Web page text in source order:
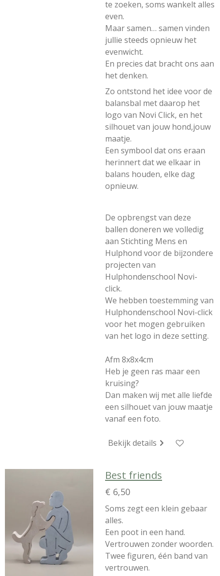
te zoeken, soms wankelt alles
even.
Maar samen… samen vinden
jullie steeds opnieuw het
evenwicht.
En precies dat bracht ons aan
het denken.
Zo ontstond het idee voor de
balansbal met daarop het
logo van Novi Click, en het
silhouet van jouw hond,jouw
maatje.
Een symbool dat ons eraan
herinnert dat we elkaar in
balans houden, elke dag
opnieuw.
De opbrengst van deze
ballen doneren we volledig
aan Stichting Mens en
Hulphond voor de bijzondere
projecten van
Hulphondenschool Novi-
click.
We hebben toestemming van
Hulphondenschool Novi-click
voor het mogen gebruiken
van het logo in deze setting.
Afm 8x8x4cm
Heb je geen ras maar een
kruising?
Dan maken wij met alle liefde
een silhouet van jouw maatje
vanaf een foto.
Bekijk details
Best friends
€ 6,50
Soms zegt een klein gebaar
alles.
Een poot in een hand.
Vertrouwen zonder woorden.
Twee figuren, één band van
vertrouwen.